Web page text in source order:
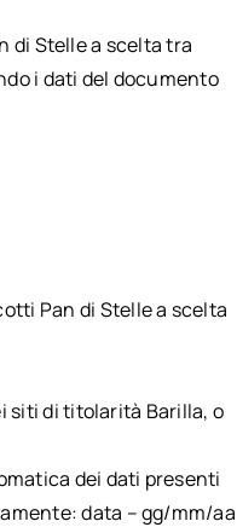
di Stelle a scelta tra
i dati del documento
Pan di Stelle a scelta
siti di titolarità Barilla, o
dei dati presenti
data – gg/mm/aa